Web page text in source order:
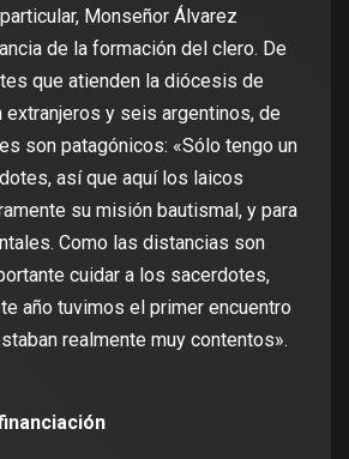
Monseñor Álvarez
de la formación del clero. De
que atienden la diócesis de
extranjeros y seis argentinos, de
son patagónicos: «Sólo tengo un
así que aquí los laicos
su misión bautismal, y para
Como las distancias son
cuidar a los sacerdotes,
año tuvimos el primer encuentro
realmente muy contentos».